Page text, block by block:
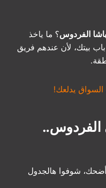
الفردوس؟ ما ياخذ
عند باب بيتك، لأن عندهم فريق
شوفوا هالجدول